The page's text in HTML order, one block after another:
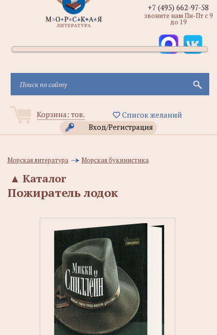
Корзина: тов.
Список желаний
Вход/Регистрация
+7 (495) 662-97-58
звоните нам Пн-Пт с 9
до 19
Морская литература Морская букинистика
Каталог
▲
Пожиратель лодок